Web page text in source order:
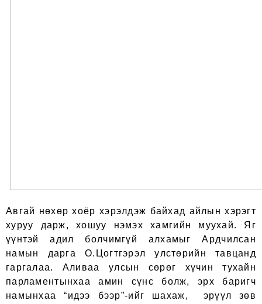
Авгай нөхөр хоёр хэрэлдэж байхад айлын хэрэгт
хуруу дарж, хошуу нэмэх хамгийн муухай. Яг
үүнтэй адил болчимгүй алхамыг Ардчилсан
намын дарга О.Цогтгэрэл улстөрийн тавцанд
гаргалаа. Аливаа улсын сөрөг хүчин тухайн
парламентынхаа амин сүнс болж, эрх баригч
намынхаа “идээ бээр”-ийг шахаж, эрүүл зөв